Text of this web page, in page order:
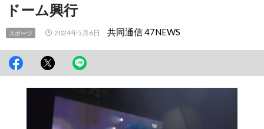
ドーム興行
スポーツ 2024年5月6日 共同通信 47NEWS